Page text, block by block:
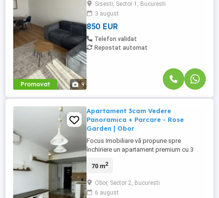
Promovat 9
cu regim de inaltime P + 11, finalizat in
anul 2021, avand o suprafata utila de 83
mp si 2 balcoane ...
Sisesti, Sector 1, Bucuresti
3 august
850 EUR
Telefon validat
Repostat automat
Apartament 3cam Vedere
Panoramica + Parcare - Rose
Garden | Obor
Focus Imobiliare vă propune spre
închiriere un apartament premium cu 3
pe Șoseaua Colentina nr. 16, unul dintre
din Sectorul 2. Amplasat la etajul 5, cu
orientare sud-vest și o vedere panoramică
70 m2
Obor, Sector 2, Bucuresti
6 august